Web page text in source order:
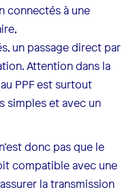
connectés à une
un passage direct par
Attention dans la
PPF est surtout
simples et avec un
donc pas que le
compatible avec une
la transmission